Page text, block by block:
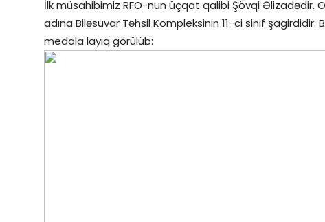
İlk müsahibimiz RFO-nun üçqat qalibi Şövqi Əlizadədir.
adına Biləsuvar Təhsil Kompleksinin 11-ci sinif
medala layiq görülüb: